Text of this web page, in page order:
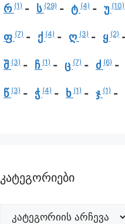
რ (1) ს (29) ტ (4) უ (10)
ფ (7) ქ (4) ღ (3) ყ (2)
შ (3) ჩ (1) ც (7) ძ (6)
წ (3) ჭ (4) ხ (1) ჯ (1)
კატეგორიები